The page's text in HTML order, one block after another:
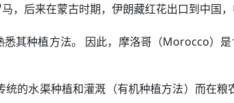
，后来在蒙古时期，伊朗藏红花出口到中国
其种植方法。 因此，摩洛哥（Morocco）
的水渠种植和灌溉（有机种植方法）而在